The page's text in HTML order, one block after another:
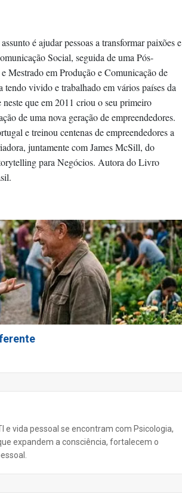
é ajudar pessoas a transformar paixões e
Social, seguida de uma Pós-
Mestrado em Produção e Comunicação de
vivido e trabalhado em vários países da
que em 2011 criou o seu primeiro
de uma nova geração de empreendedores.
e treinou centenas de empreendedores a
juntamente com James McSill, do
para Negócios. Autora do Livro
e vida pessoal se encontram com Psicologia,
expandem a consciência, fortalecem o